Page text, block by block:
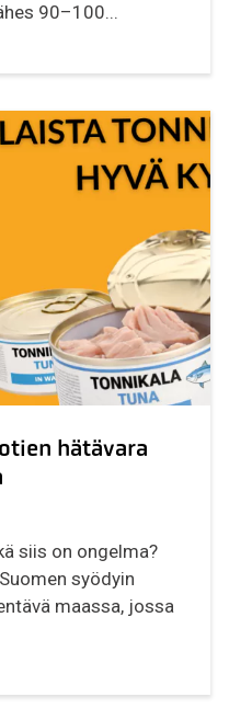
90–100...
hätävara
siis on ongelma?
syödyin
maassa, jossa